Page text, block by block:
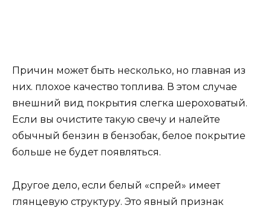
Причин может быть несколько, но главная из
них. плохое качество топлива. В этом случае
внешний вид покрытия слегка шероховатый.
Если вы очистите такую ​​свечу и налейте
обычный бензин в бензобак, белое покрытие
больше не будет появляться.
Другое дело, если белый «спрей» имеет
глянцевую структуру. Это явный признак